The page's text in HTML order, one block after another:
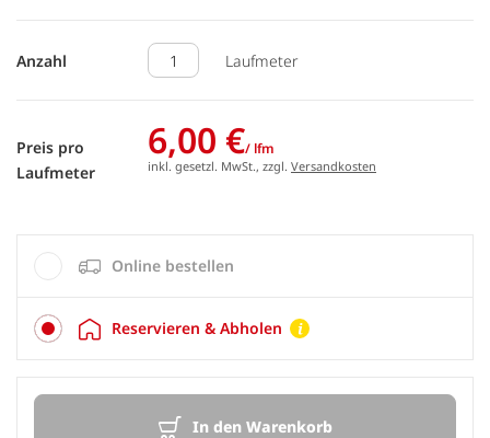
Anzahl Laufmeter
Preis pro
Laufmeter
6,00 €/ lfm
inkl. gesetzl. MwSt., zzgl. Versandkosten
Online bestellen
Reservieren & Abholen
In den Warenkorb